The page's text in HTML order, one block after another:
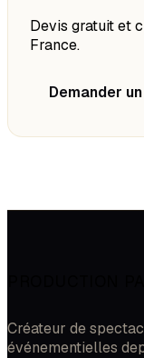
Devis gratuit et
France.
Demander
Créateur de
événementielles